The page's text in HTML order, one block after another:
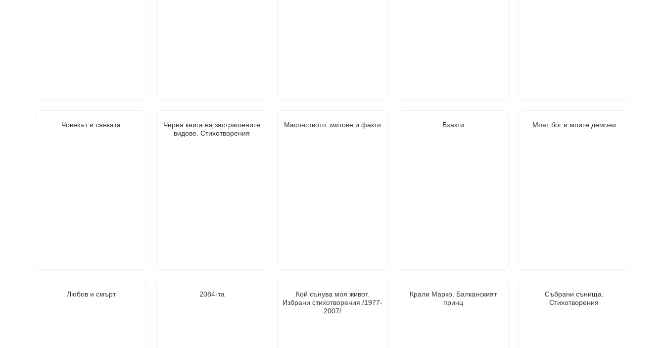
Човекът и сянката
Черна книга на застрашените
видове. Стихотворения
Масонството: митове и факти Бхакти Моят бог и моите демони
Любов и смърт 2084-та
Кой сънува моя живот.
Избрани стихотворения /1977-
2007/
Крали Марко. Балканският
принц
Събрани сънища.
Стихотворения